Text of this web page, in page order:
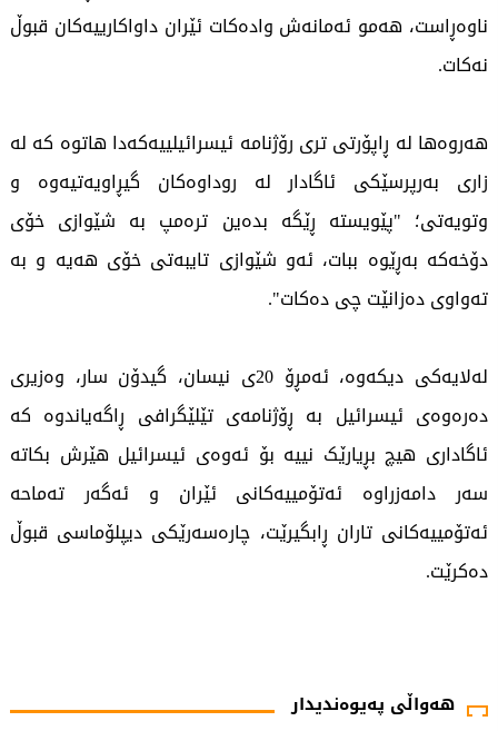
هەواڵی پەیوەندیدار
ناوەڕاست، هەمو ئەمانەش وادەکات ئێران داواکارییەکان قبوڵ
نەکات.
هەروەها لە ڕاپۆرتی تری رۆژنامە ئیسرائیلییەکەدا هاتوە کە لە
زاری بەرپرسێکی ئاگادار لە روداوەکان گیڕاویەتیەوە و
وتویەتی؛ "پێویستە ڕێگە بدەین ترەمپ بە شێوازی خۆی
دۆخەکە بەڕێوە ببات، ئەو شێوازی تایبەتی خۆی هەیە و بە
تەواوی دەزانێت چی دەکات".
لەلایەکی دیکەوە، ئەمڕۆ 20ی نیسان، گیدۆن سار، وەزیری
دەرەوەی ئیسرائیل بە ڕۆژنامەی تێلێگرافی ڕاگەیاندوە کە
ئاگاداری هیچ بڕیارێک نییە بۆ ئەوەی ئیسرائیل هێرش بکاتە
سەر دامەزراوە ئەتۆمییەکانی ئێران و ئەگەر تەماحە
ئەتۆمییەکانی تاران ڕابگیرێت، چارەسەرێکی دیپلۆماسی قبوڵ
دەکرێت.